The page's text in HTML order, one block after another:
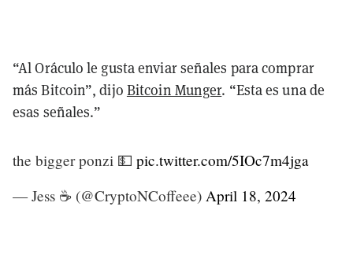
“Al Oráculo le gusta enviar señales para comprar
más Bitcoin”, dijo Bitcoin Munger. “Esta es una de
esas señales.”
the bigger ponzi 💵 pic.twitter.com/5IOc7m4jga
— Jess ☕️ (@CryptoNCoffeee) April 18, 2024